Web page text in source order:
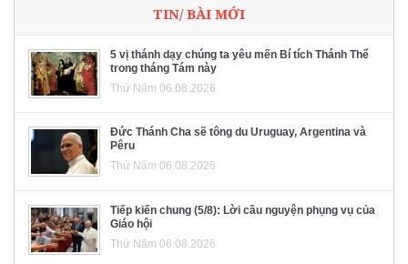
TIN/ BÀI MỚI
5 vị thánh dạy chúng ta yêu mến Bí tích Thánh Thể
trong tháng Tám này
Thứ Năm 06.08.2026
Đức Thánh Cha sẽ tông du Uruguay, Argentina và
Pêru
Thứ Năm 06.08.2026
Tiếp kiến chung (5/8): Lời cầu nguyện phụng vụ của
Giáo hội
Thứ Năm 06.08.2026